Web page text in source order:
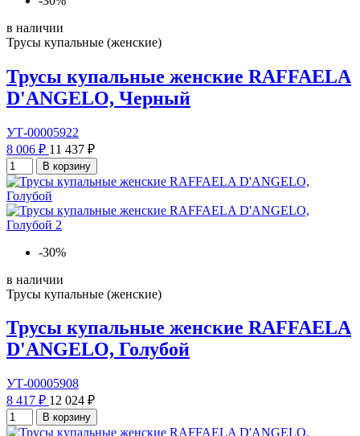
в наличии
Трусы купальные (женские)
Трусы купальные женские RAFFAELA
D'ANGELO, Черный
УТ-00005922
8 006 ₽ 11 437 ₽
В корзину
-30%
в наличии
Трусы купальные (женские)
Трусы купальные женские RAFFAELA
D'ANGELO, Голубой
УТ-00005908
8 417 ₽ 12 024 ₽
В корзину